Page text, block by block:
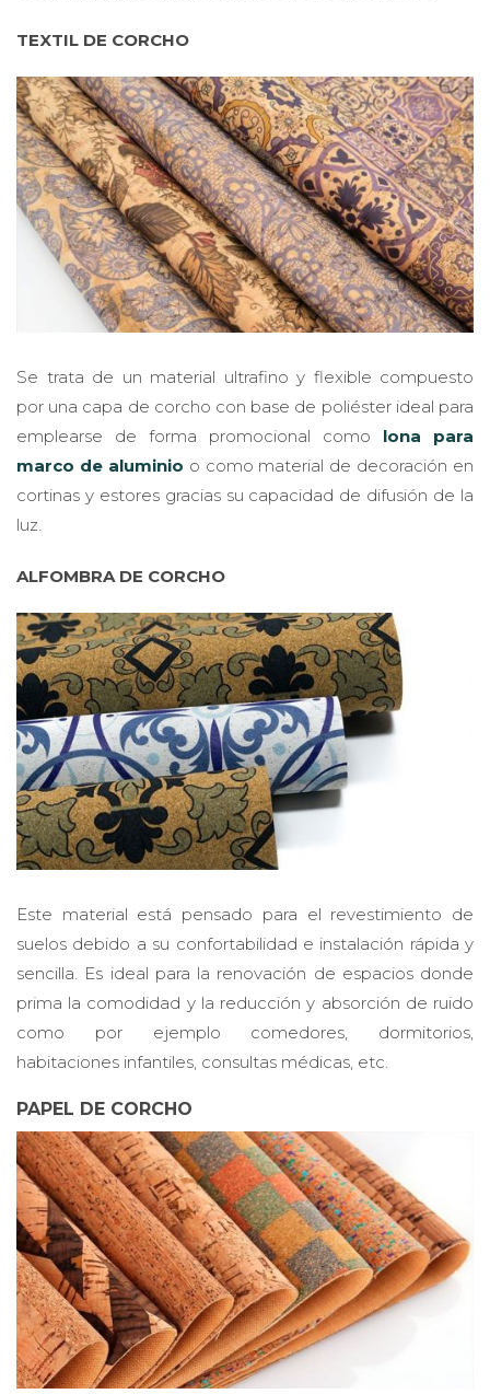
TEXTIL DE CORCHO
Se trata de un material ultrafino y flexible compuesto
por una capa de corcho con base de poliéster ideal para
emplearse de forma promocional como lona para
marco de aluminio o como material de decoración en
cortinas y estores gracias su capacidad de difusión de la
luz.
ALFOMBRA DE CORCHO
Este material está pensado para el revestimiento de
suelos debido a su confortabilidad e instalación rápida y
sencilla. Es ideal para la renovación de espacios donde
prima la comodidad y la reducción y absorción de ruido
como por ejemplo comedores, dormitorios,
habitaciones infantiles, consultas médicas, etc.
PAPEL DE CORCHO